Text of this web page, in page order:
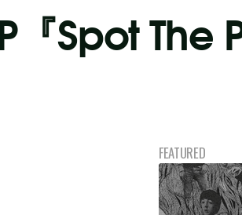
Spot The
FEATURED